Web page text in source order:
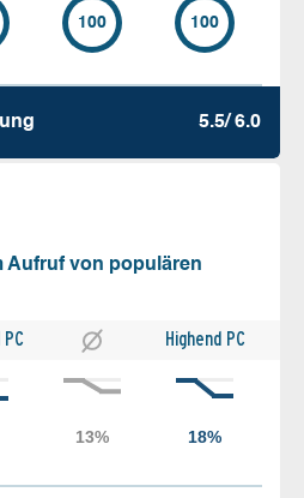
100 100
5.5/ 6.0
Aufruf von populären
Highend PC